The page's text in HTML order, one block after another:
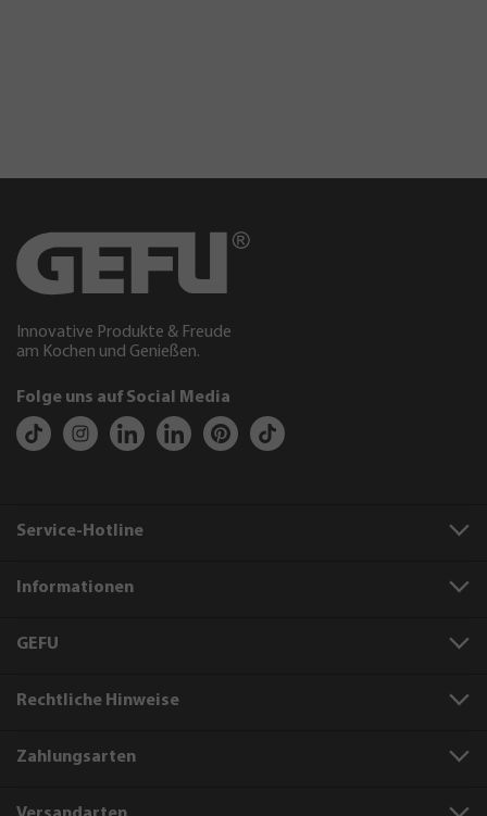
Innovative Produkte & Freude
am Kochen und Genießen.
Folge uns auf Social Media
Service-Hotline
Informationen
GEFU
Rechtliche Hinweise
Zahlungsarten